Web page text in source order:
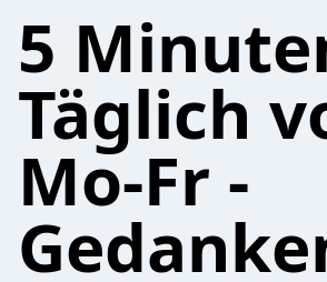
5
Täglich
Mo-Fr -